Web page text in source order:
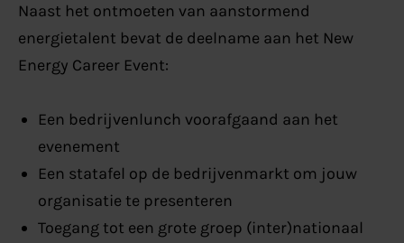
Naast het ontmoeten van aanstormend
energietalent bevat de deelname aan het New
Energy Career Event:
Een bedrijvenlunch voorafgaand aan het
evenement
Een statafel op de bedrijvenmarkt om jouw
organisatie te presenteren
Toegang tot een grote groep (inter)nationaal